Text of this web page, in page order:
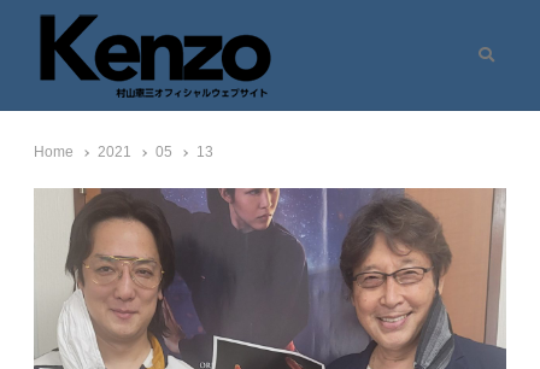
七転八起 – 村山憲三 Official Site
村山憲三ウェブサイト
Home 2021 05 13